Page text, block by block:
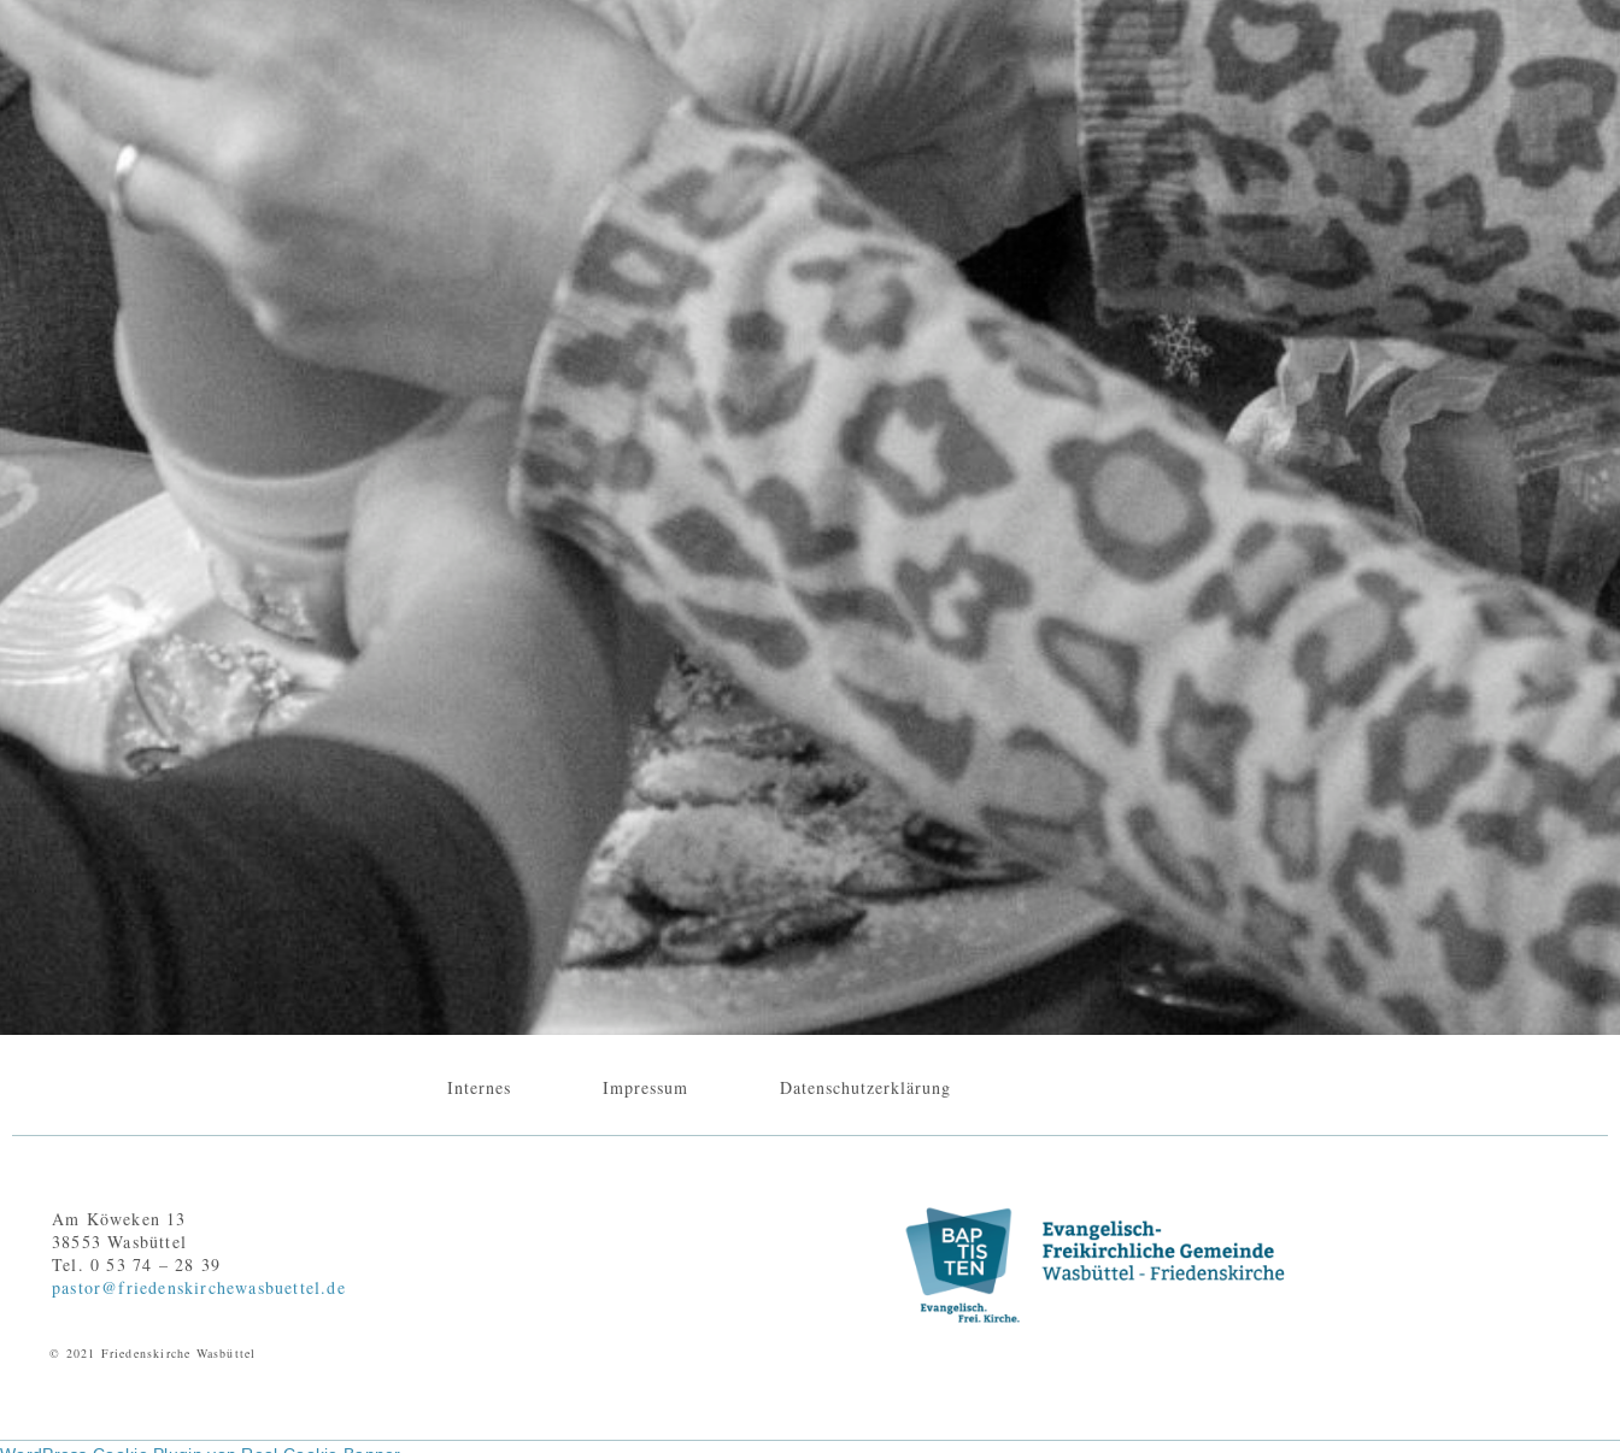
Internes Impressum Datenschutzerklärung
Am Köweken 13
38553 Wasbüttel
Tel. 0 53 74 – 28 39
pastor@friedenskirchewasbuettel.de
© 2021 Friedenskirche Wasbüttel